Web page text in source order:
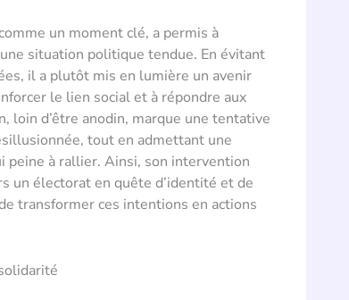
un moment clé, a permis à
situation politique tendue. En évitant
il a plutôt mis en lumière un avenir
le lien social et à répondre aux
loin d’être anodin, marque une tentative
tout en admettant une
peine à rallier. Ainsi, son intervention
un électorat en quête d’identité et de
transformer ces intentions en actions